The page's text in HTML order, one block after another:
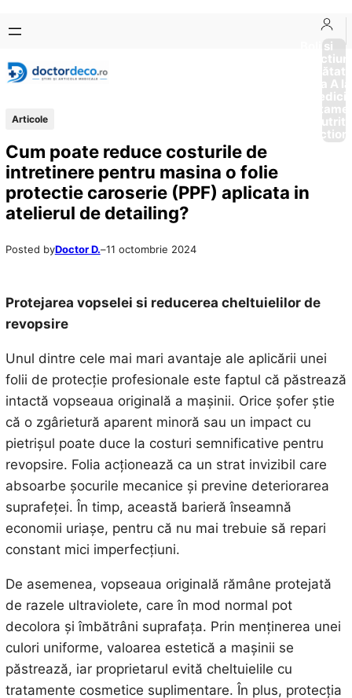
conținut
content
Boli si
Afectiuni
Sănătate
de la A
Articole
Cum poate reduce costurile de
intretinere pentru masina o folie
protectie caroserie (PPF) aplicata in
atelierul de detailing?
Posted byDoctor D.–11 octombrie 2024
Protejarea vopselei si reducerea cheltuielilor de
revopsire
Unul dintre cele mai mari avantaje ale aplicării unei
folii de protecție profesionale este faptul că păstrează
intactă vopseaua originală a mașinii. Orice șofer știe
că o zgârietură aparent minoră sau un impact cu
pietrișul poate duce la costuri semnificative pentru
revopsire. Folia acționează ca un strat invizibil care
absoarbe șocurile mecanice și previne deteriorarea
suprafeței. În timp, această barieră înseamnă
economii uriașe, pentru că nu mai trebuie să repari
constant mici imperfecțiuni.
De asemenea, vopseaua originală rămâne protejată
de razele ultraviolete, care în mod normal pot
decolora și îmbătrâni suprafața. Prin menținerea unei
culori uniforme, valoarea estetică a mașinii se
păstrează, iar proprietarul evită cheltuielile cu
tratamente cosmetice suplimentare. În plus, protecția